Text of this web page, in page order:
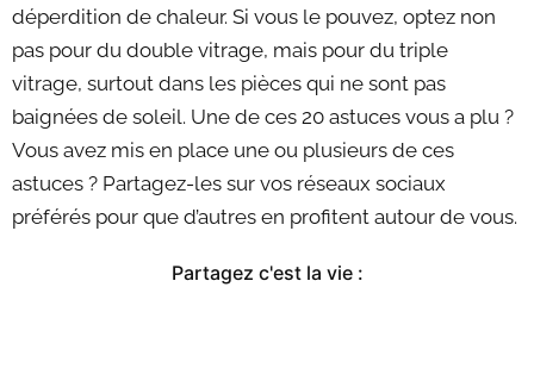
déperdition de chaleur. Si vous le pouvez, optez non
pas pour du double vitrage, mais pour du triple
vitrage, surtout dans les pièces qui ne sont pas
baignées de soleil. Une de ces 20 astuces vous a plu ?
Vous avez mis en place une ou plusieurs de ces
astuces ? Partagez-les sur vos réseaux sociaux
préférés pour que d’autres en profitent autour de vous.
Partagez c'est la vie :